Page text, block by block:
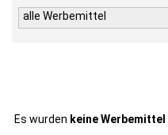
alle Werbemittel
Es wurden keine Werbemittel